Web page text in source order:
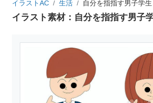
イラストAC
生活 自分を指指す男子学
イラスト素材：自分を指指す男子